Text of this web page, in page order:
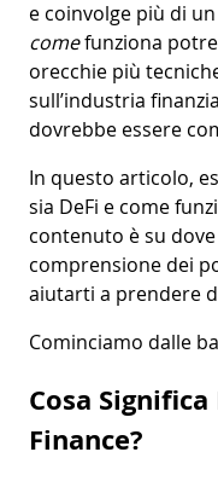
e coinvolge più di
comefunziona
orecchie più
sull’industria
dovrebbe essere
In questo articolo,
sia DeFi e come
contenuto è su
comprensione dei
aiutarti a prendere
Cominciamo dalle
Cosa
Finance?